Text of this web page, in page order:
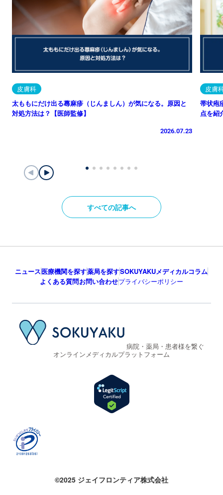
皮膚科
太ももにだけ出る蕁麻疹（じんましん）が気になる。原因と
対処方法は？【医師監修】
2026.07.23
皮膚
帯状疱
点を紹
すべての記事へ
ニュース医療機関を探す薬局を探すSOKUYAKUメディカルコラム
よくある質問お問い合わせプライバシーポリシー
病院・薬局・患者様を繋ぐ
オンラインメディカルプラットフォーム
©2025 ジェイフロンティア株式会社